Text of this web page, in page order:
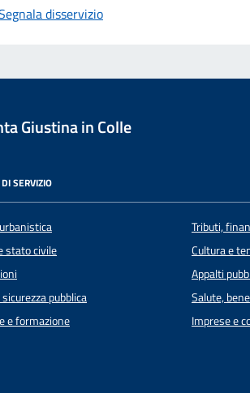
disservizio
Giustina in Colle
SERVIZIO
stato civile
pubblica
e formazione
Tributi,
Cultura e
Appalti
Salute,
Imprese e